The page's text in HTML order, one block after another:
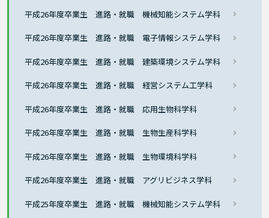
平成26年度卒業生 進路・就職 機械知能システム学科
平成26年度卒業生 進路・就職 電子情報システム学科
平成26年度卒業生 進路・就職 建築環境システム学科
平成26年度卒業生 進路・就職 経営システム工学科
平成26年度卒業生 進路・就職 応用生物科学科
平成26年度卒業生 進路・就職 生物生産科学科
平成26年度卒業生 進路・就職 生物環境科学科
平成26年度卒業生 進路・就職 アグリビジネス学科
平成25年度卒業生 進路・就職 機械知能システム学科